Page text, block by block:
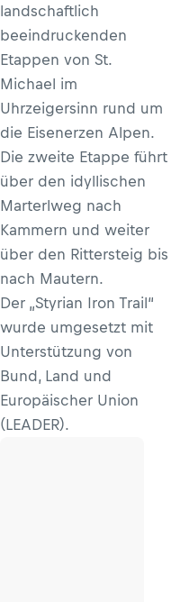
landschaftlich
beeindruckenden
Etappen von St.
Michael im
Uhrzeigersinn rund um
die Eisenerzen Alpen.
Die zweite Etappe führt
über den idyllischen
Marterlweg nach
Kammern und weiter
über den Rittersteig bis
nach Mautern.
Der „Styrian Iron Trail“
wurde umgesetzt mit
Unterstützung von
Bund, Land und
Europäischer Union
(LEADER).